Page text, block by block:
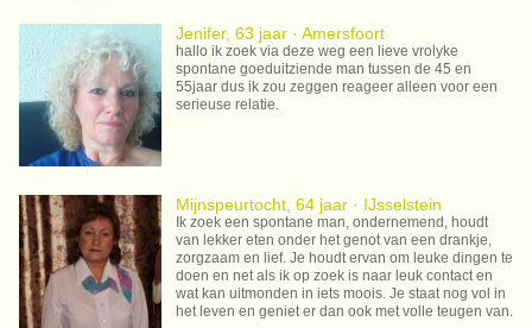
Jenifer, 63 jaar · Amersfoort
hallo ik zoek via deze weg een lieve vrolyke
spontane goeduitziende man tussen de 45 en
55jaar dus ik zou zeggen reageer alleen voor een
serieuse relatie.
Mijnspeurtocht, 64 jaar · IJsselstein
Ik zoek een spontane man, ondernemend, houdt
van lekker eten onder het genot van een drankje,
zorgzaam en lief. Je houdt ervan om leuke dingen te
doen en net als ik op zoek is naar leuk contact en
wat kan uitmonden in iets moois. Je staat nog vol in
het leven en geniet er dan ook met volle teugen van.